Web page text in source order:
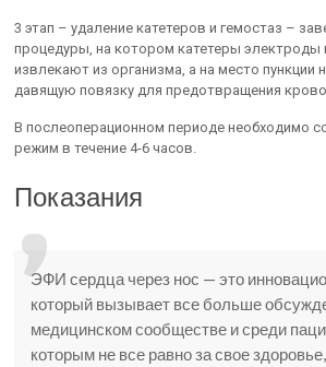
3 этап – удаление катетеров и гемостаз –
процедуры, на котором катетеры
извлекают из организма, а на место
давящую повязку для предотвращения
В послеоперационном периоде необходимо
режим в течение 4-6 часов.
Показания
ЭФИ сердца через нос — это
который вызывает все больше
медицинском сообществе и среди
которым не все равно за свое